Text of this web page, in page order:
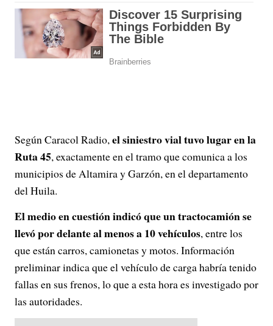
Según Caracol Radio,el siniestro vial tuvo lugar en la
Ruta 45, exactamente en el tramo que comunica a los
municipios de Altamira y Garzón, en el departamento
del Huila.
El medio en cuestión indicó que un tractocamión se
llevó por delante al menos a 10 vehículos, entre los
que están carros, camionetas y motos. Información
preliminar indica que el vehículo de carga habría tenido
fallas en sus frenos, lo que a esta hora es investigado por
las autoridades.